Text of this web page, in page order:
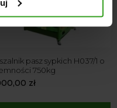
pasz sypkich H037/1 o
750kg
zł